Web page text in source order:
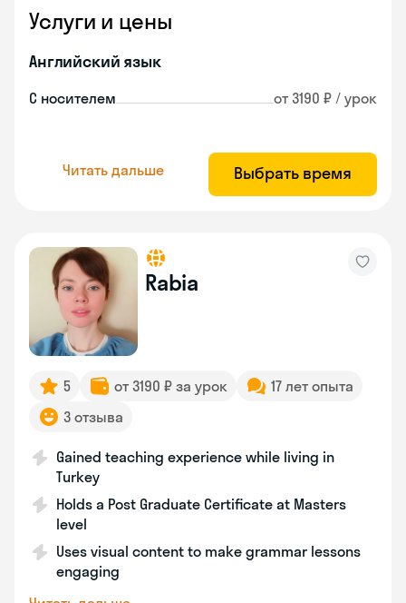
Услуги и цены
Английский язык
С носителем от 3190 ₽ / урок
Читать дальше Выбрать время
Rabia
5 от 3190 ₽ за урок
17 лет опыта
3 отзыва
Gained teaching experience while living in
Turkey
Holds a Post Graduate Certificate at Masters
level
Uses visual content to make grammar lessons
engaging